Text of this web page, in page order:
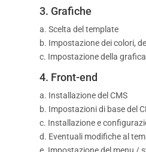
3. Grafiche
a. Scelta del template
b. Impostazione dei colori,
c. Impostazione della
4. Front-end
a. Installazione del CMS
b. Impostazioni di base del
c. Installazione e
d. Eventuali modifiche al